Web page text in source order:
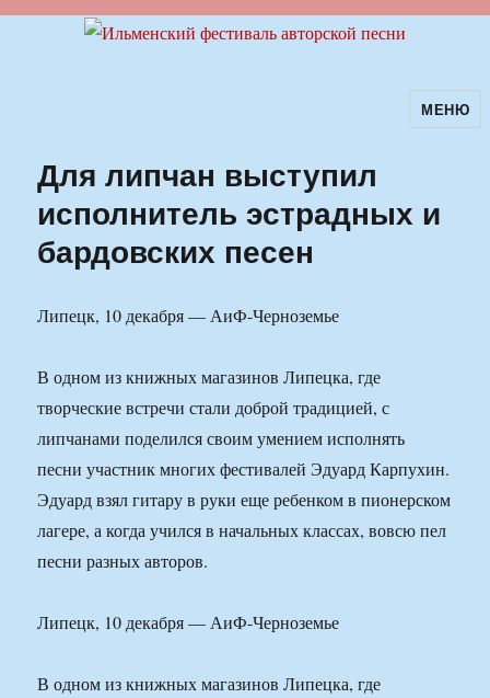
Ильменский фестиваль авторскойМЕНЮ
Для липчан выступил
исполнитель эстрадных и
бардовских песен
Липецк, 10 декабря — АиФ-Черноземье
В одном из книжных магазинов Липецка, где
творческие встречи стали доброй традицией, с
липчанами поделился своим умением исполнять
песни участник многих фестивалей Эдуард Карпухин.
Эдуард взял гитару в руки еще ребенком в пионерском
лагере, а когда учился в начальных классах, вовсю пел
песни разных авторов.
Липецк, 10 декабря — АиФ-Черноземье
В одном из книжных магазинов Липецка, где